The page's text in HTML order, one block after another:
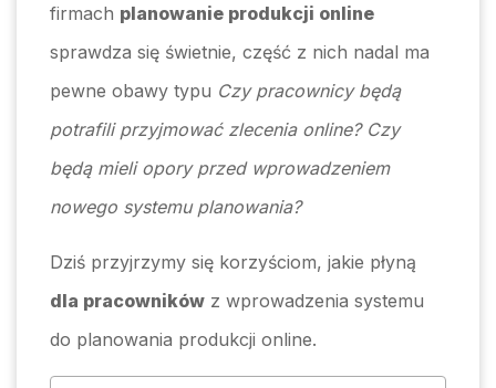
firmach planowanie produkcji online
sprawdza się świetnie, część z nich nadal ma
pewne obawy typu Czy pracownicy będą
potrafili przyjmować zlecenia online? Czy
będą mieli opory przed wprowadzeniem
nowego systemu planowania?
Dziś przyjrzymy się korzyściom, jakie płyną
dla pracowników z wprowadzenia systemu
do planowania produkcji online.